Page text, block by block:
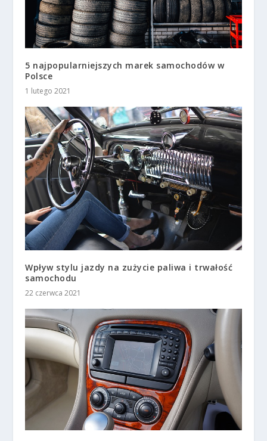
5 najpopularniejszych marek samochodów w
Polsce
1 lutego 2021
Wpływ stylu jazdy na zużycie paliwa i trwałość
samochodu
22 czerwca 2021